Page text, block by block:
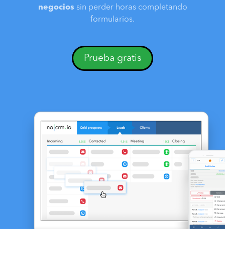
negocios sin perder horas completando
formularios.
Prueba gratis